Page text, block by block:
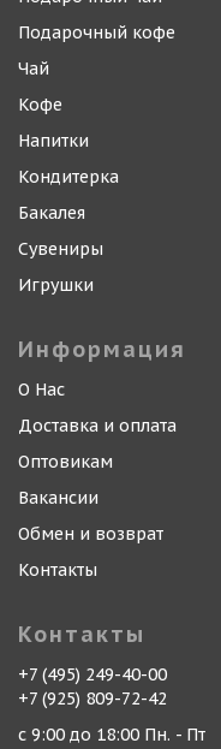
Подарочный кофе
Чай
Кофе
Напитки
Кондитерка
Бакалея
Сувениры
Игрушки
Информация
О Нас
Доставка и оплата
Оптовикам
Вакансии
Обмен и возврат
Контакты
Контакты
+7 (495) 249-40-00
+7 (925) 809-72-42
с 9:00 до 18:00 Пн. - Пт